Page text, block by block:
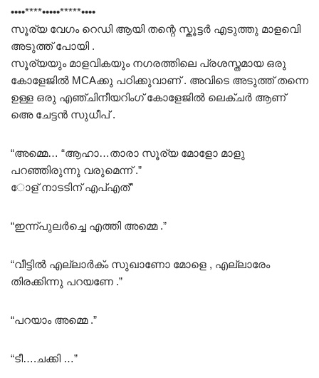
••••****•••••*****••••
സൂര്യ വേഗം റെഡി ആയി തന്റെ സ്കൂട്ടർ എടുത്തു മാളവിെ
അടുത്ത് പോയി .
സൂര്യയും മാളവികയും നഗരത്തിലെ പ്രശസ്തമായ ഒരു
കോളേജിൽ MCAക്കു പഠിക്കുവാണ് . അവിടെ അടുത്ത് തന്നെ
ഉള്ള ഒരു എഞ്ചിനീയറിംഗ് കോളേജിൽ ലെക്ചർ ആണ്
അെ ചേട്ടൻ സുധീപ് .
“അമ്മെ… “ആഹാ…താരാ സൂര്യ മോളോ മാളു
പറഞ്ഞിരുന്നു വരുമെന്ന് .”
ോള് നാടടിന് എപ്എത്”
“ഇന്ന്പുലർച്ചെ എത്തി അമ്മെ .”
“വീട്ടിൽ എല്ലാർക്ം സുഖാണോ മോളെ , എല്ലാരേം
തിരക്കിന്നു പറയണേ .”
“പറയാം അമ്മെ .”
“ടീ….ചക്കി …”